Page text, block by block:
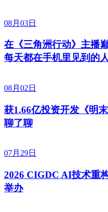
08月03日
在《三角洲行动》主播
每天都在手机里见到的
08月02日
获1.66亿投资开发《明
聊了聊
07月29日
2026 CIGDC AI技术重
举办